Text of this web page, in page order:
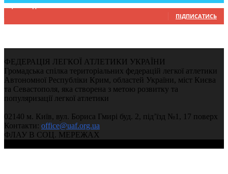
9,370 Підписників
ПІДПИСАТИСЬ
ФЕДЕРАЦІЯ ЛЕГКОЇ АТЛЕТИКИ УКРАЇНИ
Громадська спілка територіальних федерацій легкої атлетики
Автономної Республіки Крим, областей України, міст Києва
та Севастополя, яка створена з метою розвитку та
популяризації легкої атлетики
02140 м. Київ, вул. Бориса Гмирі буд. 2, під’їзд №1, 17 поверх
Контакти: office@uaf.org.ua
ФЛАУ В СОЦ. МЕРЕЖАХ